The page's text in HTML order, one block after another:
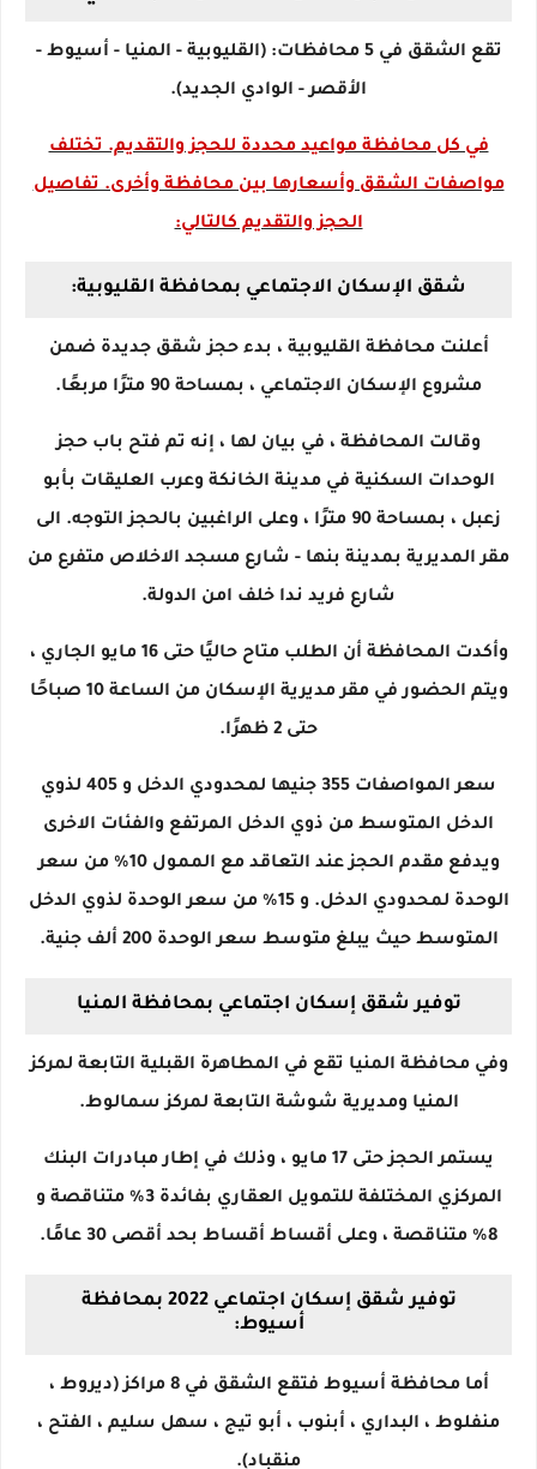
تقع الشقق في 5 محافظات: (القليوبية - المنيا - أسيوط -
الأقصر - الوادي الجديد).
في كل محافظة مواعيد محددة للحجز والتقديم. تختلف
مواصفات الشقق وأسعارها بين محافظة وأخرى. تفاصيل
الحجز والتقديم كالتالي:
شقق الإسكان الاجتماعي بمحافظة القليوبية:
أعلنت محافظة القليوبية ، بدء حجز شقق جديدة ضمن
مشروع الإسكان الاجتماعي ، بمساحة 90 مترًا مربعًا.
وقالت المحافظة ، في بيان لها ، إنه تم فتح باب حجز
الوحدات السكنية في مدينة الخانكة وعرب العليقات بأبو
زعبل ، بمساحة 90 مترًا ، وعلى الراغبين بالحجز التوجه. الى
مقر المديرية بمدينة بنها - شارع مسجد الاخلاص متفرع من
شارع فريد ندا خلف امن الدولة.
وأكدت المحافظة أن الطلب متاح حاليًا حتى 16 مايو الجاري ،
ويتم الحضور في مقر مديرية الإسكان من الساعة 10 صباحًا
حتى 2 ظهرًا.
سعر المواصفات 355 جنيها لمحدودي الدخل و 405 لذوي
الدخل المتوسط ​​من ذوي الدخل المرتفع والفئات الاخرى
ويدفع مقدم الحجز عند التعاقد مع الممول 10٪ من سعر
الوحدة لمحدودي الدخل. و 15٪ من سعر الوحدة لذوي الدخل
المتوسط ​​حيث يبلغ متوسط ​​سعر الوحدة 200 ألف جنية.
توفير شقق إسكان اجتماعي بمحافظة المنيا
وفي محافظة المنيا تقع في المطاهرة القبلية التابعة لمركز
المنيا ومديرية شوشة التابعة لمركز سمالوط.
يستمر الحجز حتى 17 مايو ، وذلك في إطار مبادرات البنك
المركزي المختلفة للتمويل العقاري بفائدة 3٪ متناقصة و
8٪ متناقصة ، وعلى أقساط أقساط بحد أقصى 30 عامًا.
توفير شقق إسكان اجتماعي 2022 بمحافظة
أسيوط:
أما محافظة أسيوط فتقع الشقق في 8 مراكز (ديروط ،
منفلوط ، البداري ، أبنوب ، أبو تيج ، سهل سليم ، الفتح ،
منقباد).